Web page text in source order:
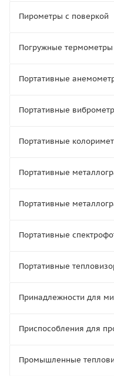
Пирометры с поверкой
Погружные термометры
Портативные
Портативные
Портативные
Портативные
Портативные
Портативные
Портативные
Принадлежности для
Приспособления для
Промышленные